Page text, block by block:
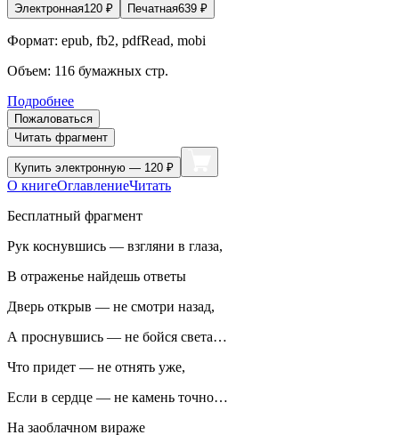
Электронная120 ₽ Печатная639 ₽
Формат: epub, fb2, pdfRead, mobi
Объем: 116 бумажных стр.
Подробнее
Пожаловаться
Читать фрагмент
Купить электронную — 120 ₽
О книгеОглавлениеЧитать
Бесплатный фрагмент
Рук коснувшись — взгляни в глаза,
В отраженье найдешь ответы
Дверь открыв — не смотри назад,
А проснувшись — не бойся света…
Что придет — не отнять уже,
Если в сердце — не камень точно…
На заоблачном вираже